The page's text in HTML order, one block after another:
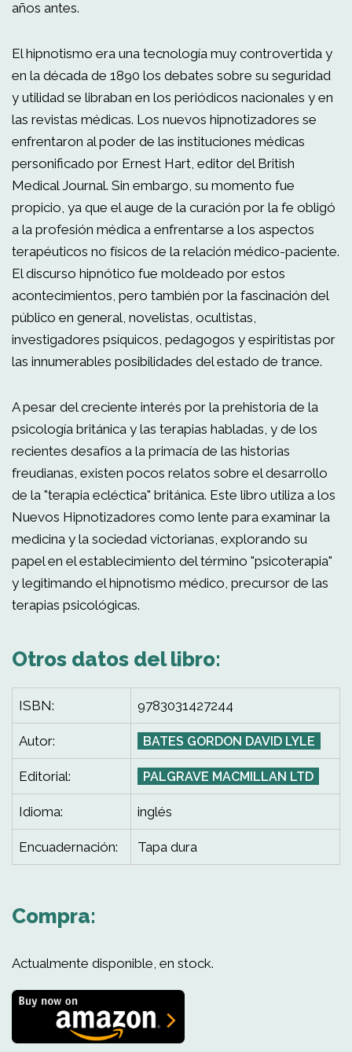
años antes.
El hipnotismo era una tecnología muy controvertida y
en la década de 1890 los debates sobre su seguridad
y utilidad se libraban en los periódicos nacionales y en
las revistas médicas. Los nuevos hipnotizadores se
enfrentaron al poder de las instituciones médicas
personificado por Ernest Hart, editor del British
Medical Journal. Sin embargo, su momento fue
propicio, ya que el auge de la curación por la fe obligó
a la profesión médica a enfrentarse a los aspectos
terapéuticos no físicos de la relación médico-paciente.
El discurso hipnótico fue moldeado por estos
acontecimientos, pero también por la fascinación del
público en general, novelistas, ocultistas,
investigadores psíquicos, pedagogos y espiritistas por
las innumerables posibilidades del estado de trance.
A pesar del creciente interés por la prehistoria de la
psicología británica y las terapias habladas, y de los
recientes desafíos a la primacía de las historias
freudianas, existen pocos relatos sobre el desarrollo
de la "terapia ecléctica" británica. Este libro utiliza a los
Nuevos Hipnotizadores como lente para examinar la
medicina y la sociedad victorianas, explorando su
papel en el establecimiento del término "psicoterapia"
y legitimando el hipnotismo médico, precursor de las
terapias psicológicas.
Otros datos del libro:
ISBN: 9783031427244
Autor: BATES GORDON DAVID LYLE
Editorial: PALGRAVE MACMILLAN LTD
Idioma: inglés
Encuadernación: Tapa dura
Compra:
Actualmente disponible, en stock.